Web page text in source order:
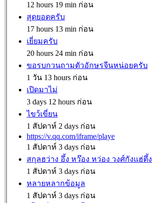
12 hours 19 min ก่อน
สุดยอดครับ
17 hours 13 min ก่อน
เยี่ยมครับ
20 hours 24 min ก่อน
ขอรบกวนถามตัวอักษรจีนหน่อยครับ
1 วัน 13 hours ก่อน
เปิดมาไม่
3 days 12 hours ก่อน
ไขว้เขี่ยน
1 สัปดาห์ 2 days ก่อน
https://v.qq.com/iframe/playe
1 สัปดาห์ 3 days ก่อน
สกุลฮว่าง อึ้ง หว๊อง หว่อง วงศ์กังแฮ่ตึ้ง
1 สัปดาห์ 3 days ก่อน
หลายหลากข้อมูล
1 สัปดาห์ 3 days ก่อน